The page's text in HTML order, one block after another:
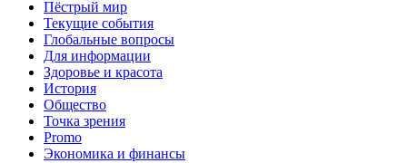
Пёстрый мир
Текущие события
Глобальные вопросы
Для информации
Здоровье и красота
История
Общество
Точка зрения
Promo
Экономика и финансы